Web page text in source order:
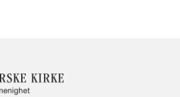
KONTAKTINFORMASJON